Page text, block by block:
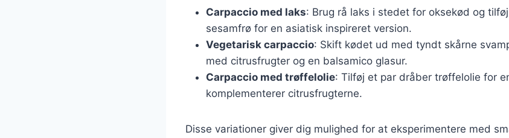
Carpaccio med laks: Brug rå laks i stedet for oksekød og
sesamfrø for en asiatisk inspireret version.
Vegetarisk carpaccio: Skift kødet ud med tyndt skårne
med citrusfrugter og en balsamico glasur.
Carpaccio med trøffelolie: Tilføj et par dråber trøffelolie for
komplementerer citrusfrugterne.
Disse variationer giver dig mulighed for at eksperimentere med